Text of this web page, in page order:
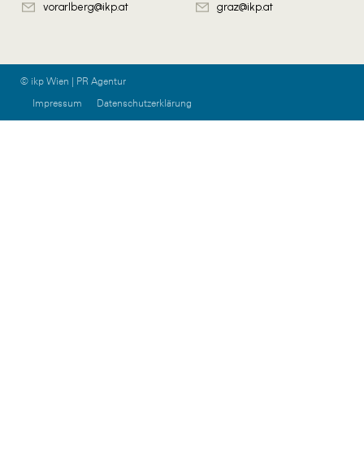
vorarlberg@ikp.at
graz@ikp.at
© ikp Wien | PR Agentur
Impressum
Datenschutzerklärung